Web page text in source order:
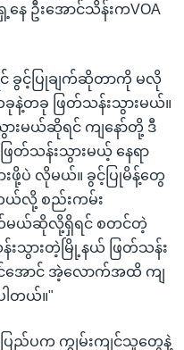
ဦးအောင်သိန်းကVOA
ခွင့်ပြုချက်ဆိုတာကို မလို
နဲ့တခု ဖြတ်သန်းသွားမယ်။
ားမယ်ဆိုရင် ကျနော်တို့ ဒီ
ြတ်သန်းသွားမယ့် နေရာ
းဖို့ပဲ လိုမယ်။ ခွင့်ပြုမိန့်တွေ
ယ်လို့ စည်းကမ်း
မယ်ဆိုလို့ရှိရင် စတင်တဲ့
းသွားတဲ့မြို့နယ် ဖြတ်သန်း
အောင် အဲ့လောက်အထိ ကျ
ါတယ်။"
ြည်ပက ကျွမ်းကျင်သူတွေနဲ့